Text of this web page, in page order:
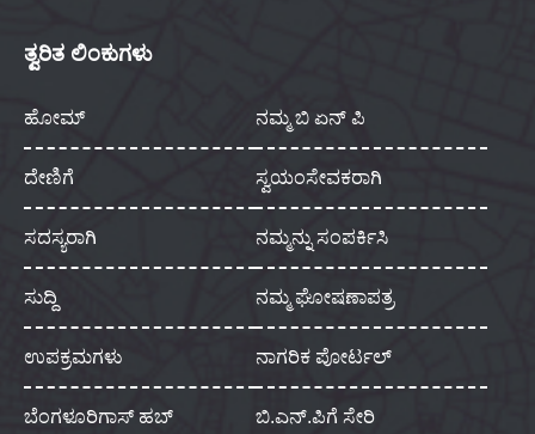
ತ್ವರಿತ ಲಿಂಕುಗಳು
ಹೋಮ್ ನಮ್ಮ ಬಿ ಏನ್ ಪಿ
ದೇಣಿಗೆ ಸ್ವಯಂಸೇವಕರಾಗಿ
ಸದಸ್ಯರಾಗಿ ನಮ್ಮನ್ನು ಸಂಪರ್ಕಿಸಿ
ಸುದ್ದಿ ನಮ್ಮ ಘೋಷಣಾಪತ್ರ
ಉಪಕ್ರಮಗಳು ನಾಗರಿಕ ಪೋರ್ಟಲ್
ಬೆಂಗಳೂರಿಗಾಸ್ ಹಬ್ ಬಿ.ಎನ್.ಪಿಗೆ ಸೇರಿ